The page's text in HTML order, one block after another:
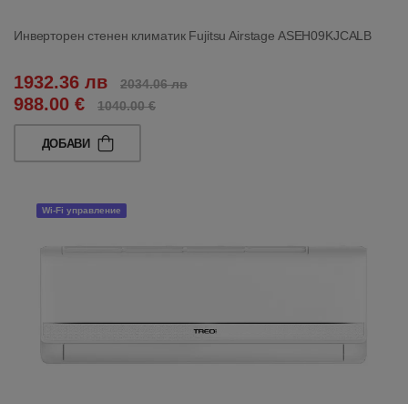
Инверторен стенен климатик Fujitsu Airstage ASEH09KJCALB
1932.36 лв 2034.06 лв
988.00 € 1040.00 €
ДОБАВИ
Wi-Fi управление